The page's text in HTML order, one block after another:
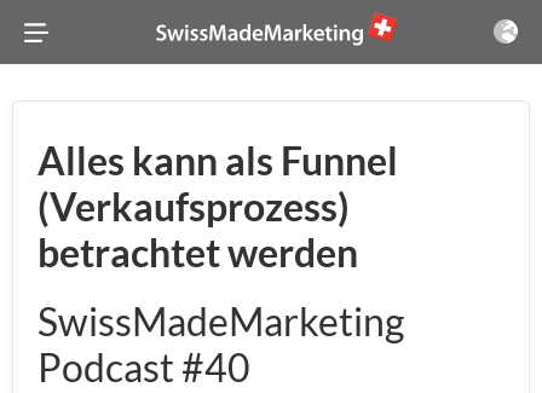
Alles kann als Funnel
(Verkaufsprozess)
betrachtet werden
SwissMadeMarketing
Podcast #40